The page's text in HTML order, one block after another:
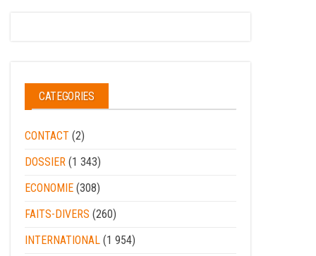
CATEGORIES
CONTACT (2)
DOSSIER (1 343)
ECONOMIE (308)
FAITS-DIVERS (260)
INTERNATIONAL (1 954)